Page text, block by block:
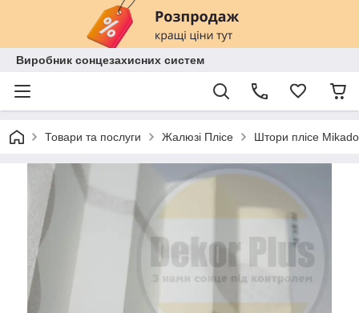
Виробник сонцезахисних систем
Товари та послуги Жалюзі Плісе Штори плісе